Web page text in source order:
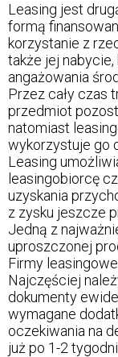
Leasing jest
formą
korzystanie z
także jej
angażowania
Przez cały czas
przedmiot
natomiast
wykorzystuje go
Leasing
leasingobiorcę
uzyskania
z zysku jeszcze
Jedną z
uproszczonej
Firmy
Najczęściej
dokumenty
wymagane
oczekiwania na
już po 1-2